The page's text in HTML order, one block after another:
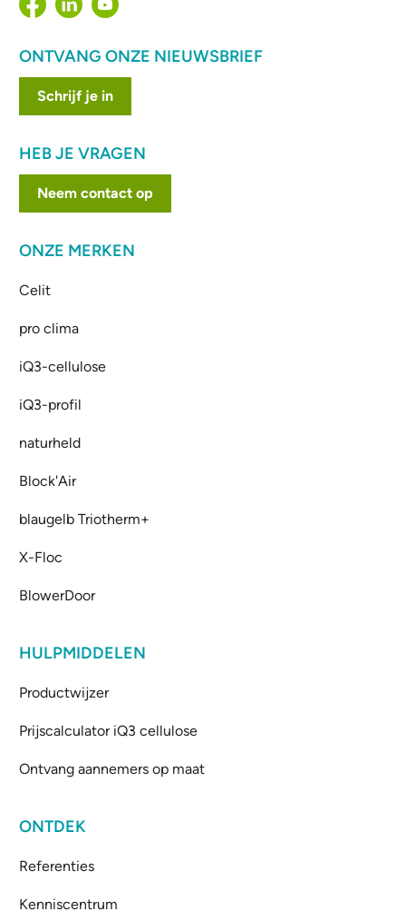
ONTVANG ONZE NIEUWSBRIEF
Schrijf je in
HEB JE VRAGEN
Neem contact op
ONZE MERKEN
Celit
pro clima
iQ3-cellulose
iQ3-profil
naturheld
Block'Air
blaugelb Triotherm+
X-Floc
BlowerDoor
HULPMIDDELEN
Productwijzer
Prijscalculator iQ3 cellulose
Ontvang aannemers op maat
ONTDEK
Referenties
Kenniscentrum